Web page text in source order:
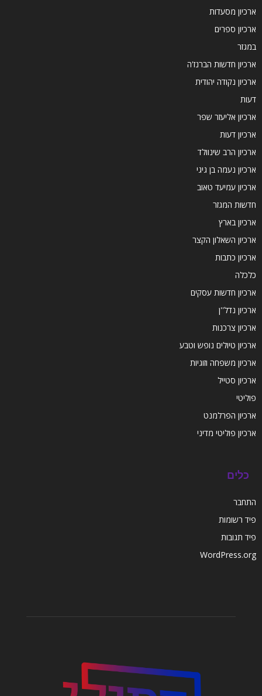
ארכיון מסעדות
ארכיון ספרים
במגזר
ארכיון חדשות הברנז'ה
ארכיון נקודה יהודית
דעות
ארכיון אליעזר שפר
ארכיון דעות
ארכיון הרב שינוולד
ארכיון נעמה בן גיגי
ארכיון עמיעד טאוב
חדשות המגזר
ארכיון בארץ
ארכיון השאלון הקצר
ארכיון כתבות
כלכלה
ארכיון חדשות עסקים
ארכיון נדל''ן
ארכיון צרכנות
ארכיון טיולים נופש וטבע
ארכיון משפחה וזוגיות
ארכיון סטייל
פוליטי
ארכיון הפרלמנט
ארכיון פוליטי מדיני
כלים
התחבר
פיד רשומות
פיד תגובות
WordPress.org